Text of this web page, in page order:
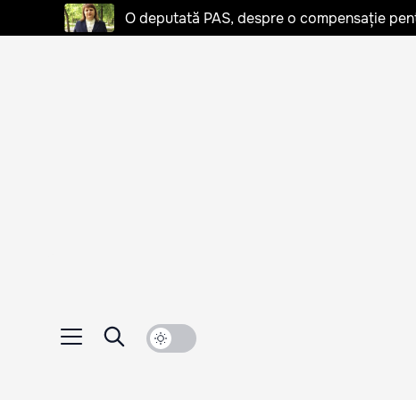
O deputată PAS, despre o compensație